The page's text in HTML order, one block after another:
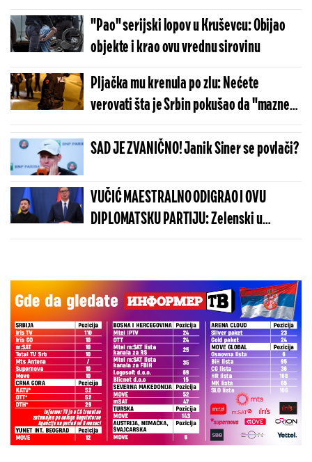
puta odneli veći plen
"Pao" serijski lopov u Kruševcu: Obijao
objekte i krao ovu vrednu sirovinu
Pljačka mu krenula po zlu: Nećete
verovati šta je Srbin pokušao da "mazne",
a onda je sve krenulo nizbrdo
SAD JE ZVANIČNO! Janik Siner se povlači?
VUČIĆ MAESTRALNO ODIGRAO I OVU
DIPLOMATSKU PARTIJU: Zelenski u
Beogradu potvrdio - Kosovo je Srbija